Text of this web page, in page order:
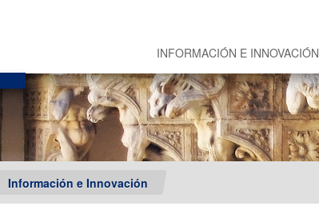
INFORMACIÓN E INNOVACIÓN
Información e Innovación